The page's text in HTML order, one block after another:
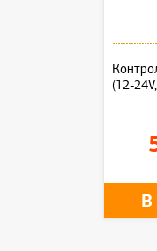
(12-